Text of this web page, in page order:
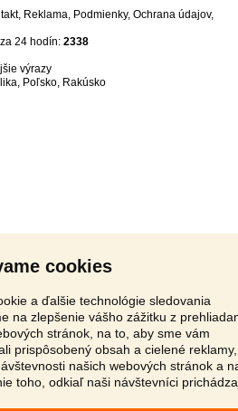
cookies
a ďalšie technológie sledovania
na zlepšenie vášho zážitku z
stránok, na to, aby sme vám
prispôsobený obsah a cielené
našich webových stránok a
toho, odkiaľ naši návštevníci
, Reklama, Podmienky, Ochrana údajov,
24 hodín: 2338
výrazy
, Poľsko, Rakúsko